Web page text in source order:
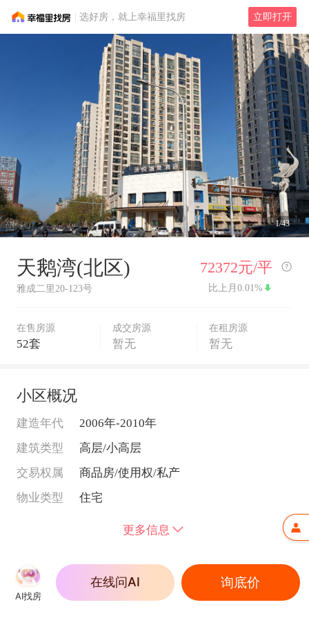
选好房，就上幸福里找房 立即打开
1/43
天鹅湾(北区)
雅成二里20-123号
72372元/平
比上月0.01%
在售房源
52套
成交房源
暂无
在租房源
暂无
小区概况
建造年代
2006年-2010年
建筑类型
高层/小高层
交易权属
商品房/使用权/私产
物业类型
住宅
集中供暖
用电类型
燃气费用
2.61-2.68元/立方米/月
更多信息
周边配套
AI找房
在线问AI 询底价